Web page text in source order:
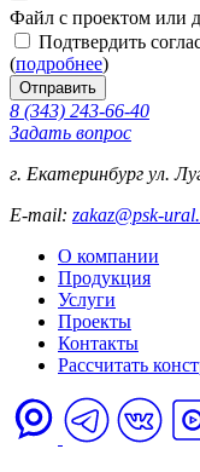
Файл с проектом или
Подтвердить
(подробнее)
8 (343) 243-66-40
Задать вопрос
г. Екатеринбург ул.
E-mail: zakaz@psk-
О компании
Продукция
Услуги
Проекты
Контакты
Рассчитать